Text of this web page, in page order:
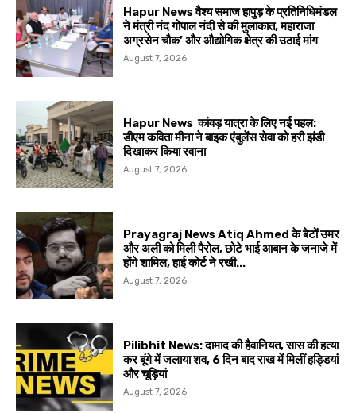
Hapur News वैश्य समाज हापुड़ के प्रतिनिधिमंडल
ने मंत्री नंद गोपाल नंदी से की मुलाकात, महाराजा
अग्रसेन चौक’ और औद्योगिक क्षेत्र की उठाई मांग
August 7, 2026
Hapur News कांवड़ यात्रा के लिए नई पहल:
डीएम कविता मीना ने बाइक एंबुलेंस सेवा को हरी झंडी
दिखाकर किया रवाना
August 7, 2026
Prayagraj News Atiq Ahmed के बेटों उमर
और अली को मिली पैरोल, छोटे भाई आबान के जनाजे में
होंगे शामिल, हाई कोर्ट ने रखी...
August 7, 2026
Pilibhit News: दामाद की हैवानियत, सास की हत्या
कर बूंगे में जलाया शव, 6 दिन बाद राख में मिलीं हड्डियां
और चूड़ियां
August 7, 2026